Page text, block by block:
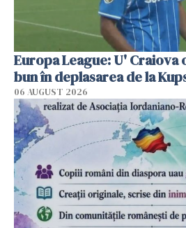
Europa League: U'
bun în deplasarea de la
06 AUGUST 2026